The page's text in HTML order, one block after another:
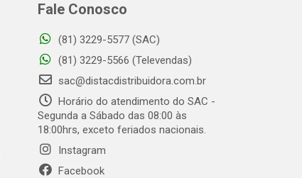
Fale Conosco
(81) 3229-5577 (SAC)
(81) 3229-5566 (Televendas)
sac@distacdistribuidora.com.br
Horário do atendimento do SAC -
Segunda a Sábado das 08:00 às
18:00hrs, exceto feriados nacionais.
Instagram
Facebook